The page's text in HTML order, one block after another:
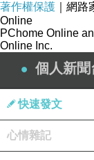
著作權保護 ｜網
Online
PChome Online
Online Inc.
個人新聞
快速發文
心情雜記